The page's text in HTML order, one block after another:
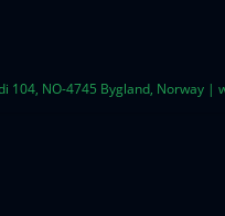
104, NO-4745 Bygland, Norway